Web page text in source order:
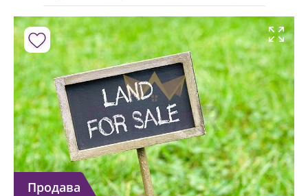
Продава